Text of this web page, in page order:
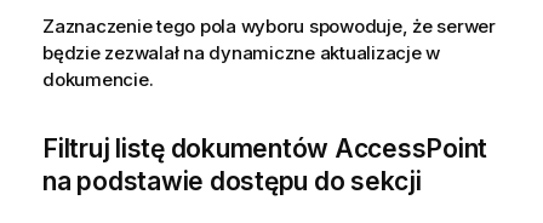
c
j
a
Zaznaczenie tego pola wyboru spowoduje, że serwer
będzie zezwalał na dynamiczne aktualizacje w
dokumencie.
Filtruj listę dokumentów AccessPoint
na podstawie dostępu do sekcji